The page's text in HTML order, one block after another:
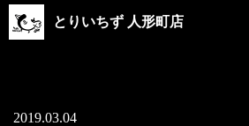
とりいちず 人形町店
2019.03.04